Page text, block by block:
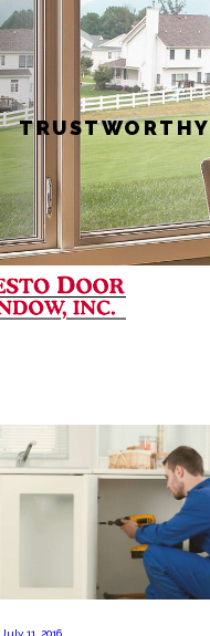
TRUSTWORTHY
July 11, 2016